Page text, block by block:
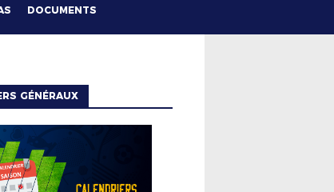
DOCUMENTS
GÉNÉRAUX